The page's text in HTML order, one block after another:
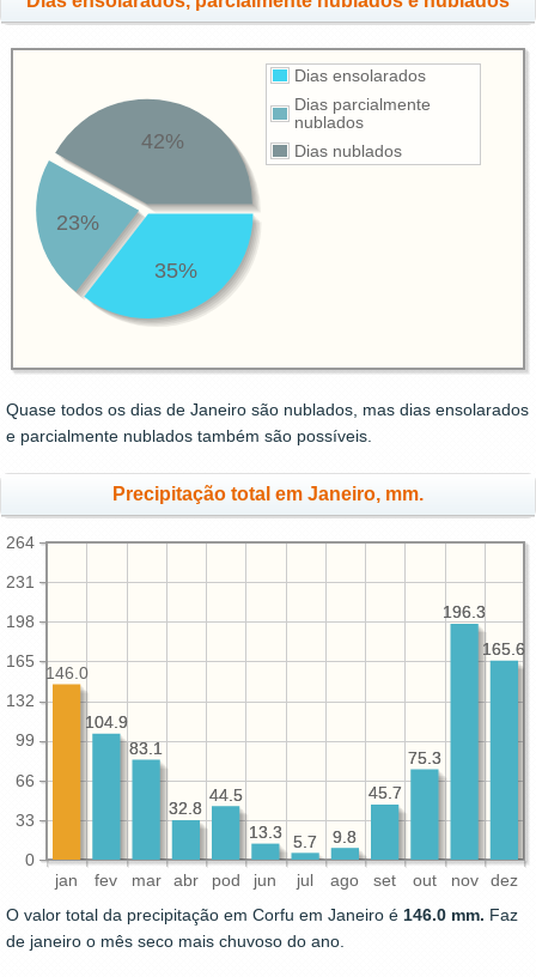
Dias ensolarados
Dias parcialmente
nublados
Dias nublados
35%
23%
42%
Quase todos os dias de Janeiro são nublados, mas dias ensolarados
e parcialmente nublados também são possíveis.
Precipitação total em Janeiro, mm.
jan fev mar abr pod jun jul ago set out nov dez
0
33
66
99
132
165
198
231
264
165.6
196.3
75.3
45.7
9.8
5.7
13.3
44.5
32.8
83.1
104.9
165.6
196.3
75.3
45.7
9.8
5.7
13.3
44.5
32.8
83.1
104.9
146.0
O valor total da precipitação em Corfu em Janeiro é 146.0 mm. Faz
de janeiro o mês seco mais chuvoso do ano.